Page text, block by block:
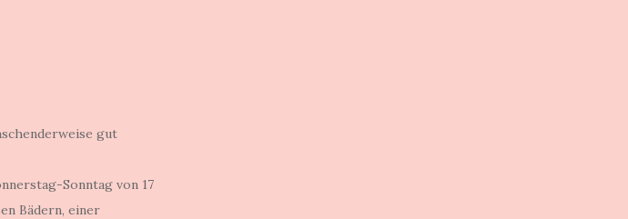
gut
Sonntag von 17
Bädern, einer